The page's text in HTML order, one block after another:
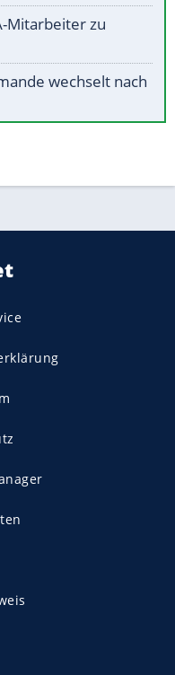
Mitarbeiter zu
wechselt nach